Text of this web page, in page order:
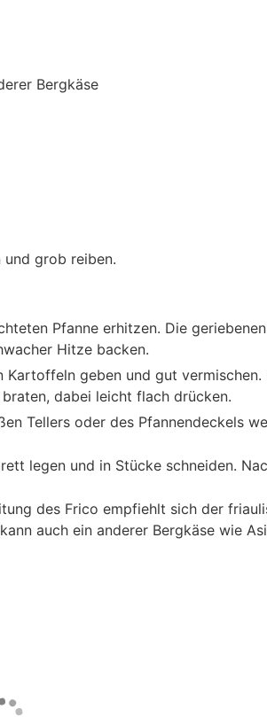
Bergkäse
und grob reiben.
Pfanne erhitzen. Die
Hitze backen.
Kartoffeln geben und gut
dabei leicht flach drücken.
Tellers oder des Pfannendeckels
legen und in Stücke schneiden.
des Frico empfiehlt sich der
auch ein anderer Bergkäse wie